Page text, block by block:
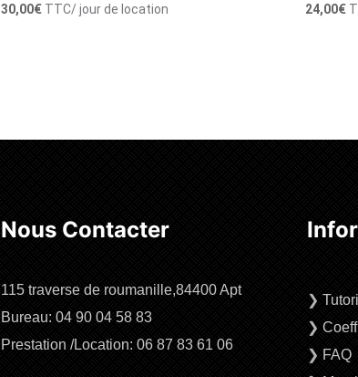
30,00€ TTC/ jour de location 24,00€
Nous Contacter
115 traverse de roumanille,84400 Apt
Bureau: 04 90 04 58 83
Prestation /Location: 06 87 83 61 06
❯
❯
❯ FAQ